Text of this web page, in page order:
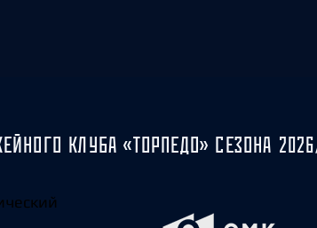
КЛУБА «ТОРПЕДО» СЕЗОНА